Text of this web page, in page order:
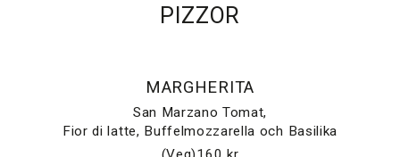
PIZZOR
MARGHERITA
San Marzano Tomat,
Fior di latte, Buffelmozzarella och Basilika